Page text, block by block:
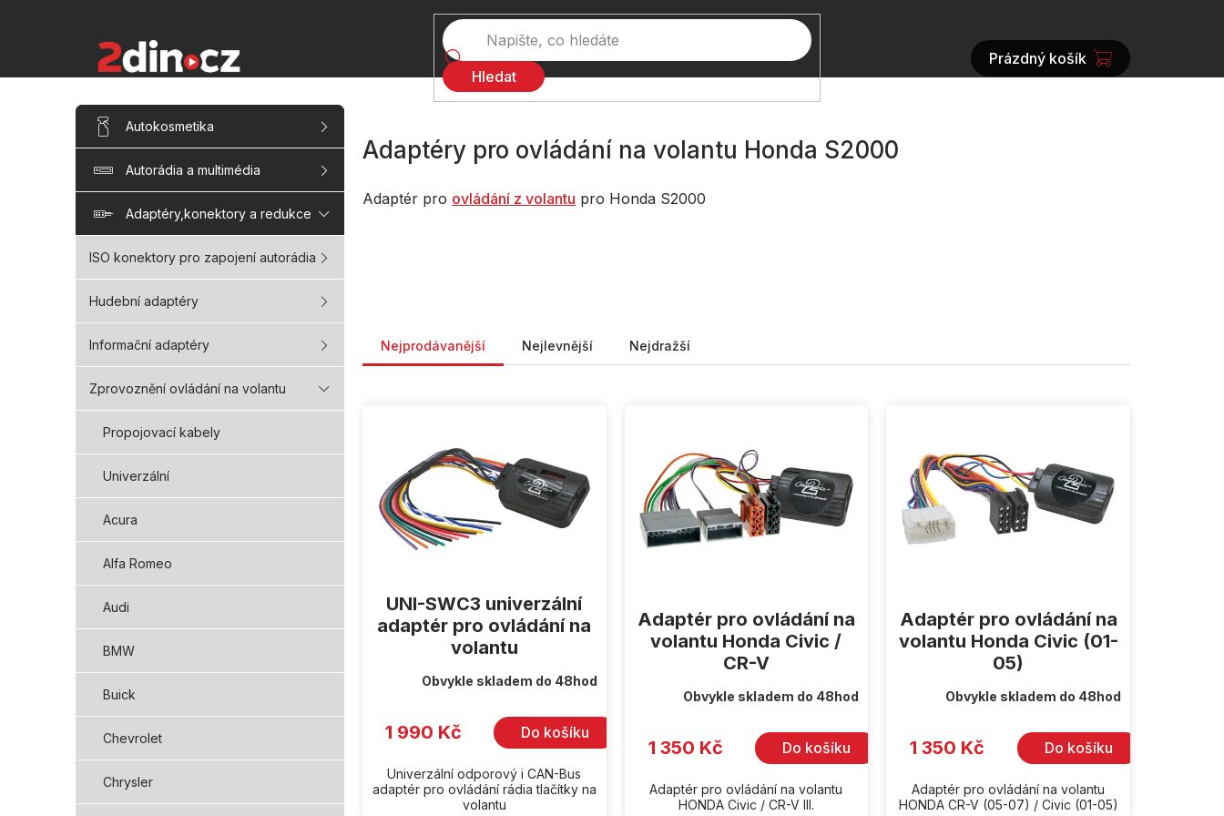
Hledat
NÁKUPNÍ
Prázdný košík
P
s
r
n
í
l
Přeskočit
kategorieAutokosmetika
Autorádia a multimédia
Adaptéry,konektory a redukce
ISO konektory pro zapojení autorádia
Hudební adaptéry
Informační adaptéry
Zprovoznění ovládání na volantu
Propojovací kabely
Univerzální
Acura
Alfa Romeo
Audi
BMW
Buick
Chevrolet
Chrysler
Adaptéry pro ovládání na volantu Honda S2000
Adaptér pro ovládání z volantu pro Honda S2000
Nejprodávanější Nejlevnější Nejdražší
UNI-SWC3 univerzální
adaptér pro ovládání na
volantu
Obvykle skladem do 48hod
1 990 Kč Do košíku
Univerzální odporový i CAN-Bus
adaptér pro ovládání rádia tlačítky na
volantu
Adaptér pro ovládání na
volantu Honda Civic /
CR-V
Obvykle skladem do 48hod
1 350 Kč Do košíku
Adaptér pro ovládání na volantu
HONDA Civic / CR-V III.
Adaptér pro ovládání na
volantu Honda Civic (01-
05)
Obvykle skladem do 48hod
1 350 Kč Do košíku
Adaptér pro ovládání na volantu
HONDA CR-V (05-07) / Civic (01-05)